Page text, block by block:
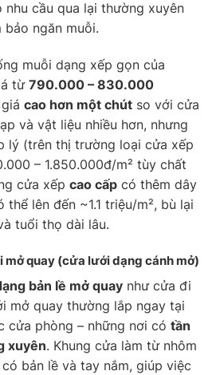
nhu cầu qua lại thường xuyên
bảo ngăn muỗi.
muỗi dạng xếp gọn của
từ 790.000 – 830.000
cao hơn một chút so với cửa
và vật liệu nhiều hơn, nhưng
lý (trên thị trường loại cửa xếp
– 1.850.000đ/m² tùy chất
cửa xếp cao cấp có thêm dây
lên đến ~1.1 triệu/m², bù lại
tuổi thọ dài lâu.
mở quay (cửa lưới dạng cánh mở)
bản lề mở quay như cửa đi
mở quay thường lắp ngay tại
cửa phòng – những nơi có tần
xuyên. Khung cửa làm từ nhôm
bản lề và tay nắm, giúp việc